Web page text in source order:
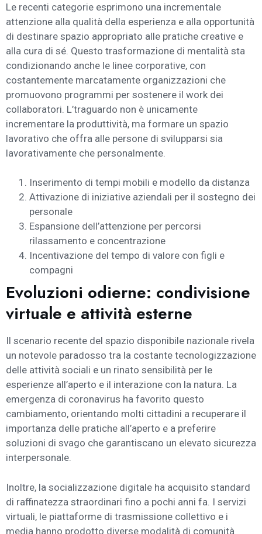
Le recenti categorie esprimono una incrementale
attenzione alla qualità della esperienza e alla opportunità
di destinare spazio appropriato alle pratiche creative e
alla cura di sé. Questo trasformazione di mentalità sta
condizionando anche le linee corporative, con
costantemente marcatamente organizzazioni che
promuovono programmi per sostenere il work dei
collaboratori. L’traguardo non è unicamente
incrementare la produttività, ma formare un spazio
lavorativo che offra alle persone di svilupparsi sia
lavorativamente che personalmente.
Inserimento di tempi mobili e modello da distanza
Attivazione di iniziative aziendali per il sostegno dei
personale
Espansione dell’attenzione per percorsi
rilassamento e concentrazione
Incentivazione del tempo di valore con figli e
compagni
Evoluzioni odierne: condivisione
virtuale e attività esterne
Il scenario recente del spazio disponibile nazionale rivela
un notevole paradosso tra la costante tecnologizzazione
delle attività sociali e un rinato sensibilità per le
esperienze all’aperto e il interazione con la natura. La
emergenza di coronavirus ha favorito questo
cambiamento, orientando molti cittadini a recuperare il
importanza delle pratiche all’aperto e a preferire
soluzioni di svago che garantiscano un elevato sicurezza
interpersonale.
Inoltre, la socializzazione digitale ha acquisito standard
di raffinatezza straordinari fino a pochi anni fa. I servizi
virtuali, le piattaforme di trasmissione collettivo e i
media hanno prodotto diverse modalità di comunità